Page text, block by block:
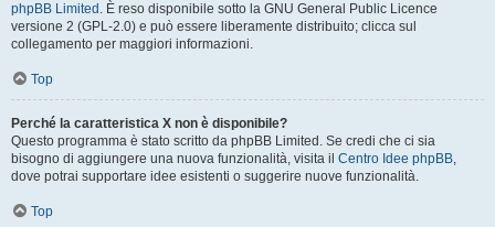
phpBB Limited . È reso disponibile sotto la GNU General Public Licence
versione 2 (GPL-2.0) e può essere liberamente distribuito; clicca sul
collegamento per maggiori informazioni.
Top
Perché la caratteristica X non è disponibile?
Questo programma è stato scritto da phpBB Limited. Se credi che ci sia
bisogno di aggiungere una nuova funzionalità, visita il Centro Idee phpBB,
dove potrai supportare idee esistenti o suggerire nuove funzionalità.
Top